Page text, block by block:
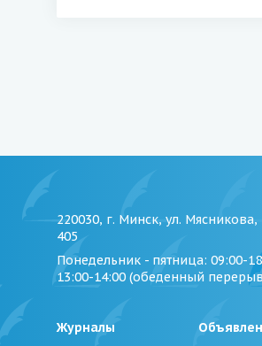
220030, г. Минск, ул.
405
Понедельник - пятница: 09:00-
13:00-14:00 (обеденный
Журналы